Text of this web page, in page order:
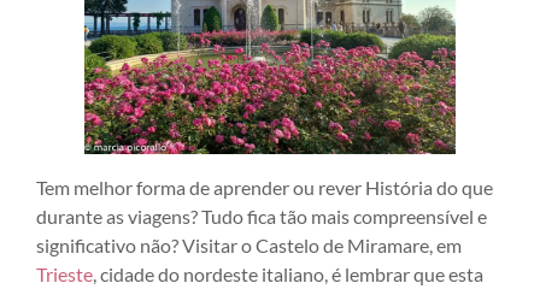
Tem melhor forma de aprender ou rever História do que
durante as viagens? Tudo fica tão mais compreensível e
significativo não? Visitar o Castelo de Miramare, em
Trieste, cidade do nordeste italiano, é lembrar que esta